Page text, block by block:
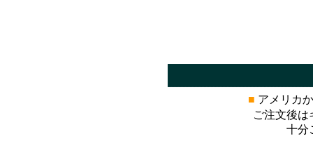
■ アメリカ
ご注文後は
十分